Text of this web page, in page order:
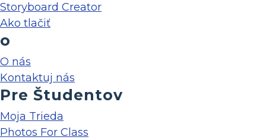
Storyboard Creator
Ako tlačiť
o
O nás
Kontaktuj nás
Pre Študentov
Moja Trieda
Photos For Class